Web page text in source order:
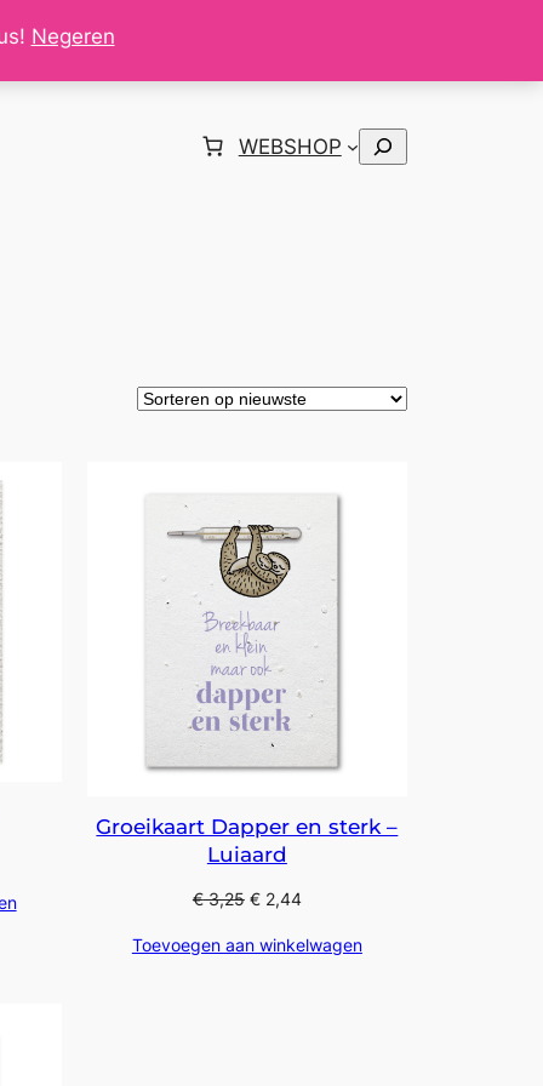
Negeren
WEBSHOP
Zoeken
Groeikaart Dapper en sterk –
Luiaard
€3,25 €2,44
Toevoegen aan winkelwagen